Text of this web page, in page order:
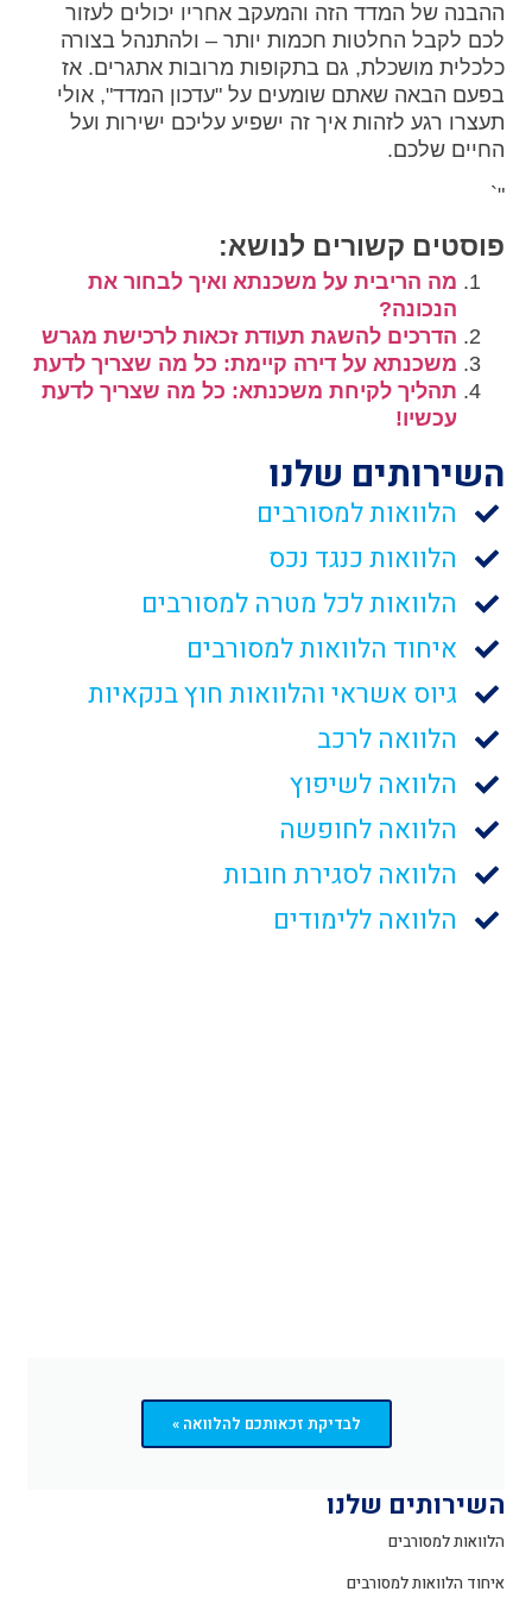
ההבנה של המדד הזה והמעקב אחריו יכולים לעזור
לכם לקבל החלטות חכמות יותר – ולהתנהל בצורה
כלכלית מושכלת, גם בתקופות מרובות אתגרים. אז
בפעם הבאה שאתם שומעים על "עדכון המדד", אולי
תעצרו רגע לזהות איך זה ישפיע עליכם ישירות ועל
החיים שלכם.
"`
פוסטים קשורים לנושא:
מה הריבית על משכנתא ואיך לבחור את
הנכונה?
הדרכים להשגת תעודת זכאות לרכישת מגרש
משכנתא על דירה קיימת: כל מה שצריך לדעת
תהליך לקיחת משכנתא: כל מה שצריך לדעת
עכשיו!
השירותים שלנו
הלוואות למסורבים
הלוואות כנגד נכס
הלוואות לכל מטרה למסורבים
איחוד הלוואות למסורבים
גיוס אשראי והלוואות חוץ בנקאיות
הלוואה לרכב
הלוואה לשיפוץ
הלוואה לחופשה
הלוואה לסגירת חובות
הלוואה ללימודים
לבדיקת זכאותכם להלוואה »
השירותים שלנו
הלוואות למסורבים
איחוד הלוואות למסורבים